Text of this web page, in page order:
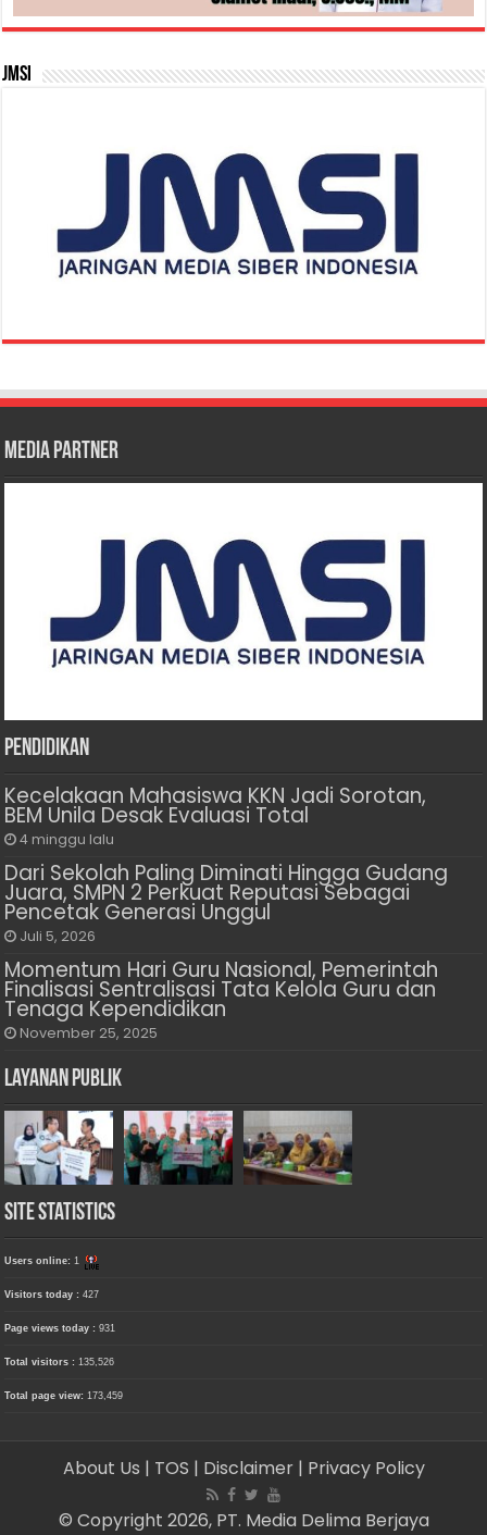
JMSI
Media Partner
Pendidikan
Kecelakaan Mahasiswa KKN Jadi Sorotan,
BEM Unila Desak Evaluasi Total
4 minggu lalu
Dari Sekolah Paling Diminati Hingga Gudang
Juara, SMPN 2 Perkuat Reputasi Sebagai
Pencetak Generasi Unggul
Juli 5, 2026
Momentum Hari Guru Nasional, Pemerintah
Finalisasi Sentralisasi Tata Kelola Guru dan
Tenaga Kependidikan
November 25, 2025
Layanan Publik
Site Statistics
Users online:1
Visitors today :427
Page views today :931
Total visitors :135,526
Total page view:173,459
About Us | TOS | Disclaimer | Privacy Policy
© Copyright 2026, PT. Media Delima Berjaya